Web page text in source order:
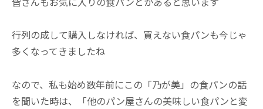
行列の成して購入しなければ、買えない食パンも今じゃ
多くなってきましたね
なので、私も始め数年前にこの「乃が美」の食パンの話
を聞いた時は、「他のパン屋さんの美味しい食パンと変